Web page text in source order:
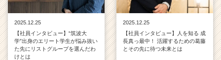
2025.12.25
【社員インタビュー】“筑波大
学”出身のエリート学生が悩み抜い
た先にリストグループを選んだわ
けとは
2025.12.25
【社員インタビュー】人を知る 成
長真っ最中！ 活躍するための葛藤
とその先に待つ未来とは